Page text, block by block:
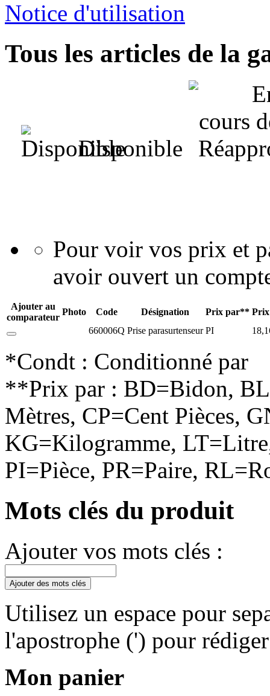
Notice d'utilisation
Tous les articles de la
Disponible
Pour voir vos prix et
avoir ouvert un
Ajouter au
comparateur
Photo Code Désignation Prix par**
660006Q Prise parasurtenseur PI
*Condt : Conditionné par
**Prix par : BD=Bidon,
Mètres, CP=Cent Pièces,
KG=Kilogramme,
PI=Pièce, PR=Paire,
Mots clés du produit
Ajouter vos mots clés :
Ajouter des mots clés
Utilisez un espace pour
l'apostrophe (') pour
Mon panier